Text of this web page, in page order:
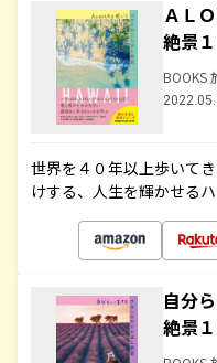
ＡＬ
絶景
BOOKS
世界を４０年以上歩いて
けする、人生を輝かせる
自分
絶景